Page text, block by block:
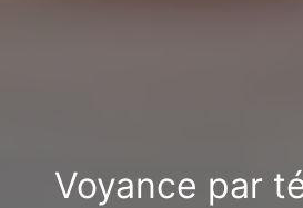
Voyance par